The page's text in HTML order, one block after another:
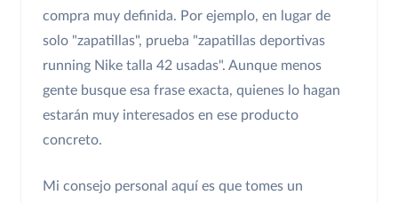
compra muy definida. Por ejemplo, en lugar de
solo "zapatillas", prueba "zapatillas deportivas
running Nike talla 42 usadas". Aunque menos
gente busque esa frase exacta, quienes lo hagan
estarán muy interesados en ese producto
concreto.
Mi consejo personal aquí es que tomes un